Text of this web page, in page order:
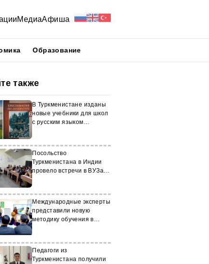
МедиаАфиша
Образование
также
В Туркменистане изданы
новые учебники для школ
с русским языком
Посольство
Туркменистана в Индии
провело встречи в ВУЗах
Международные эксперты
представили новую
методику обучения в
Педагоги из
Туркменистана получили